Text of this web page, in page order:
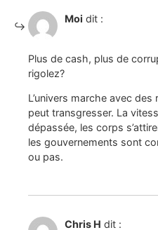
Moi dit :
Plus de cash, plus de
rigolez?
L’univers marche avec des
peut transgresser. La
dépassée, les corps
les gouvernements sont
ou pas.
Chris H dit :